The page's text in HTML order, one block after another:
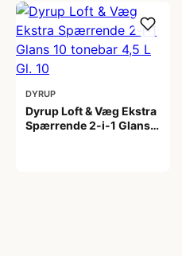
DYRUP
Dyrup Loft & Væg Ekstra
Spærrende 2-i-1 Glans